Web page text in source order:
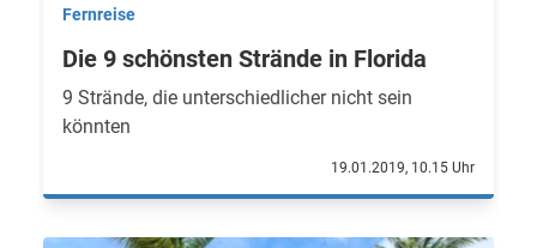
Fernreise
Die 9 schönsten Strände in Florida
9 Strände, die unterschiedlicher nicht sein
könnten
19.01.2019, 10.15 Uhr